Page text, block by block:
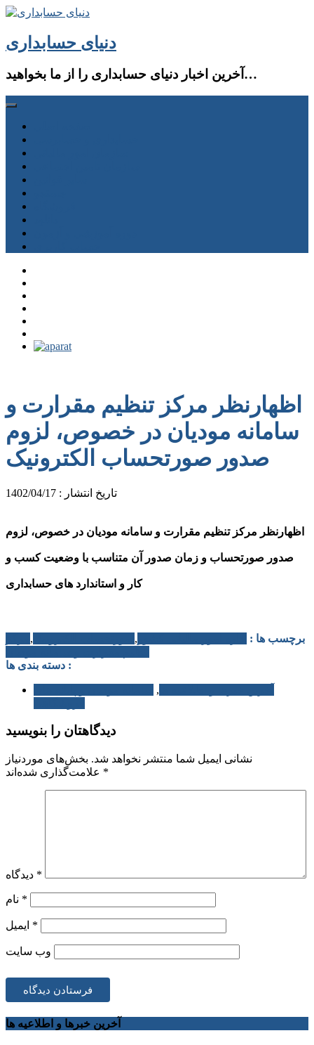
دنیای حسابداری
آخرین اخبار دنیای حسابداری را از ما بخواهید…
اظهارنظر مرکز تنظیم مقرارت و
سامانه مودیان در خصوص، لزوم
صدور صورتحساب الکترونیک
تاریخ انتشار : 1402/04/17
اظهارنظر مرکز تنظیم مقرارت و سامانه مودیان در خصوص، لزوم
صدور صورتحساب و زمان صدور آن متناسب با وضعیت کسب و
کار و استاندارد های حسابداری
برچسب ها : ,
,
دسته بندی ها :
,
دیدگاهتان را بنویسید
نشانی ایمیل شما منتشر نخواهد شد. بخش‌های موردنیاز
*
*
*
*
وب‌ سایت
آخرین خبرها و اطلاعیه ها